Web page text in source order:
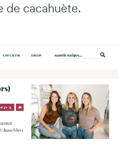
de cacahuète.